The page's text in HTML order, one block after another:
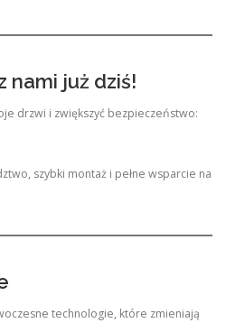
nami już dziś!
drzwi i zwiększyć bezpieczeństwo:
szybki montaż i pełne wsparcie na
technologie, które zmieniają